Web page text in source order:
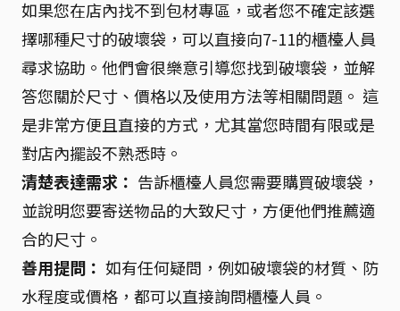
如果您在店內找不到包材專區，或者您不確定該選
擇哪種尺寸的破壞袋，可以直接向7-11的櫃檯人員
尋求協助。他們會很樂意引導您找到破壞袋，並解
答您關於尺寸、價格以及使用方法等相關問題。 這
是非常方便且直接的方式，尤其當您時間有限或是
對店內擺設不熟悉時。
清楚表達需求： 告訴櫃檯人員您需要購買破壞袋，
並說明您要寄送物品的大致尺寸，方便他們推薦適
合的尺寸。
善用提問： 如有任何疑問，例如破壞袋的材質、防
水程度或價格，都可以直接詢問櫃檯人員。